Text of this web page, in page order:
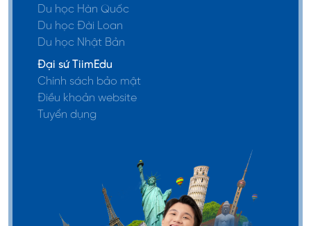
Du học Hàn Quốc
Du học Đài Loan
Du học Nhật Bản
Đại sứ TiimEdu
Chính sách bảo mật
Điều khoản website
Tuyển dụng